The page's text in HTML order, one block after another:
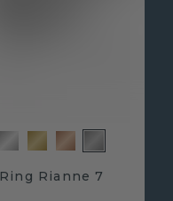
Ring Rianne 7